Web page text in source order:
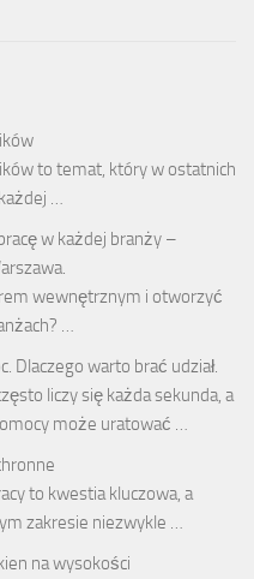
to temat, który w ostatnich
…
w każdej branży –
wewnętrznym i otworzyć
…
Dlaczego warto brać udział.
liczy się każda sekunda, a
może uratować …
to kwestia kluczowa, a
zakresie niezwykle …
na wysokości